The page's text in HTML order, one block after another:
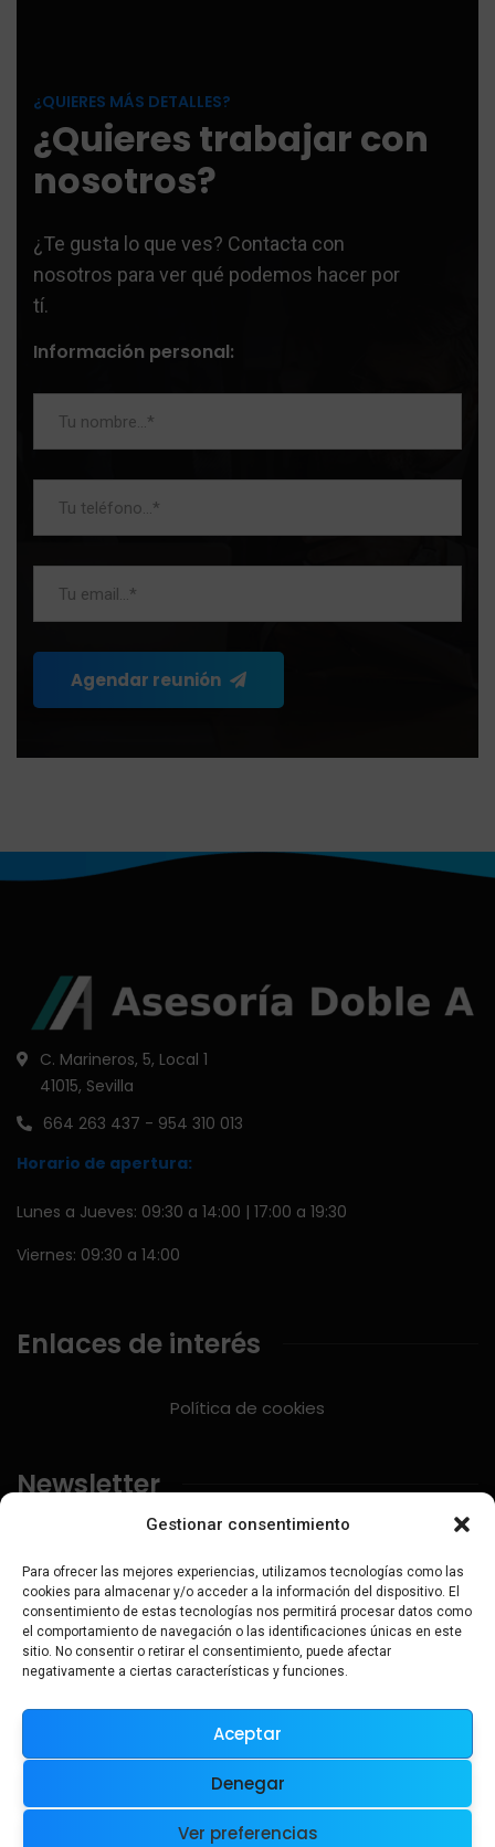
Gestionar consentimiento
Para ofrecer las mejores experiencias, utilizamos tecnologías como las
cookies para almacenar y/o acceder a la información del dispositivo. El
consentimiento de estas tecnologías nos permitirá procesar datos como
el comportamiento de navegación o las identificaciones únicas en este
sitio. No consentir o retirar el consentimiento, puede afectar
negativamente a ciertas características y funciones.
Aceptar
Denegar
Ver preferencias
¿QUIERES MÁS DETALLES?
¿Quieres trabajar con
nosotros?
¿Te gusta lo que ves? Contacta con
nosotros para ver qué podemos hacer por
tí.
Información personal:
Agendar reunión
C. Marineros, 5, Local 1
41015, Sevilla
664 263 437 - 954 310 013
Horario de apertura:
Lunes a Jueves: 09:30 a 14:00 | 17:00 a 19:30
Viernes: 09:30 a 14:00
Enlaces de interés
Política de cookies
Newsletter
información de primera mano.